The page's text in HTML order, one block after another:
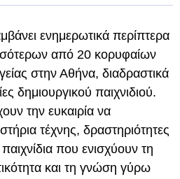
ενημερωτικά περίπτερα
από 20 κορυφαίων
στην Αθήνα, διαδραστικά
δημιουργικού παιχνιδιού.
την ευκαιρία να
τέχνης, δραστηριότητες
που ενισχύουν τη
και τη γνώση γύρω